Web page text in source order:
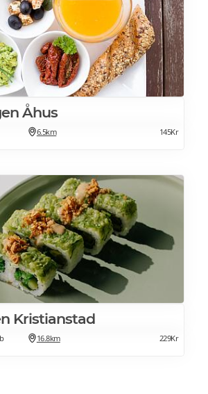
Åhus
6.5km 145Kr
Kristianstad
16.8km 229Kr